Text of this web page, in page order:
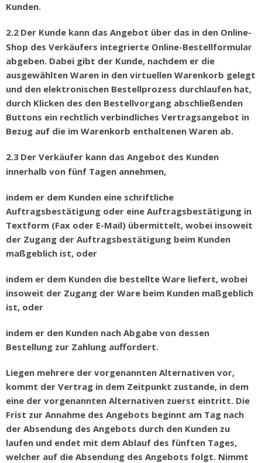
Kunden.
2.2 Der Kunde kann das Angebot über das in den Online-
Shop des Verkäufers integrierte Online-Bestellformular
abgeben. Dabei gibt der Kunde, nachdem er die
ausgewählten Waren in den virtuellen Warenkorb gelegt
und den elektronischen Bestellprozess durchlaufen hat,
durch Klicken des den Bestellvorgang abschließenden
Buttons ein rechtlich verbindliches Vertragsangebot in
Bezug auf die im Warenkorb enthaltenen Waren ab.
2.3 Der Verkäufer kann das Angebot des Kunden
innerhalb von fünf Tagen annehmen,
indem er dem Kunden eine schriftliche
Auftragsbestätigung oder eine Auftragsbestätigung in
Textform (Fax oder E-Mail) übermittelt, wobei insoweit
der Zugang der Auftragsbestätigung beim Kunden
maßgeblich ist, oder
indem er dem Kunden die bestellte Ware liefert, wobei
insoweit der Zugang der Ware beim Kunden maßgeblich
ist, oder
indem er den Kunden nach Abgabe von dessen
Bestellung zur Zahlung auffordert.
Liegen mehrere der vorgenannten Alternativen vor,
kommt der Vertrag in dem Zeitpunkt zustande, in dem
eine der vorgenannten Alternativen zuerst eintritt. Die
Frist zur Annahme des Angebots beginnt am Tag nach
der Absendung des Angebots durch den Kunden zu
laufen und endet mit dem Ablauf des fünften Tages,
welcher auf die Absendung des Angebots folgt. Nimmt